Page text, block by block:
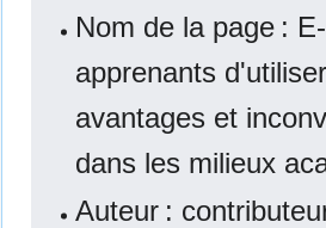
Nom de la page :
apprenants
avantages et
dans les milieux
Auteur :